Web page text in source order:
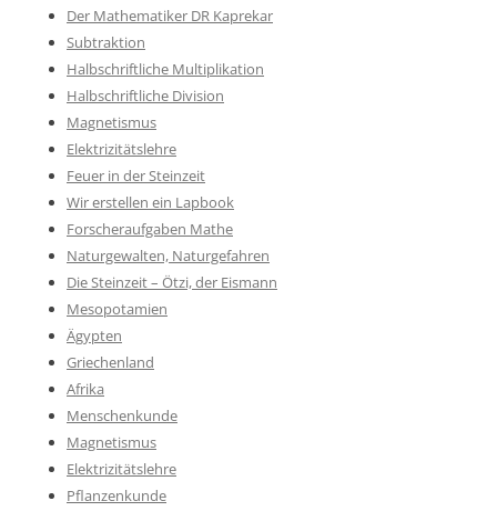
Der Mathematiker DR Kaprekar
Subtraktion
Halbschriftliche Multiplikation
Halbschriftliche Division
Magnetismus
Elektrizitätslehre
Feuer in der Steinzeit
Wir erstellen ein Lapbook
Forscheraufgaben Mathe
Naturgewalten, Naturgefahren
Die Steinzeit – Ötzi, der Eismann
Mesopotamien
Ägypten
Griechenland
Afrika
Menschenkunde
Magnetismus
Elektrizitätslehre
Pflanzenkunde